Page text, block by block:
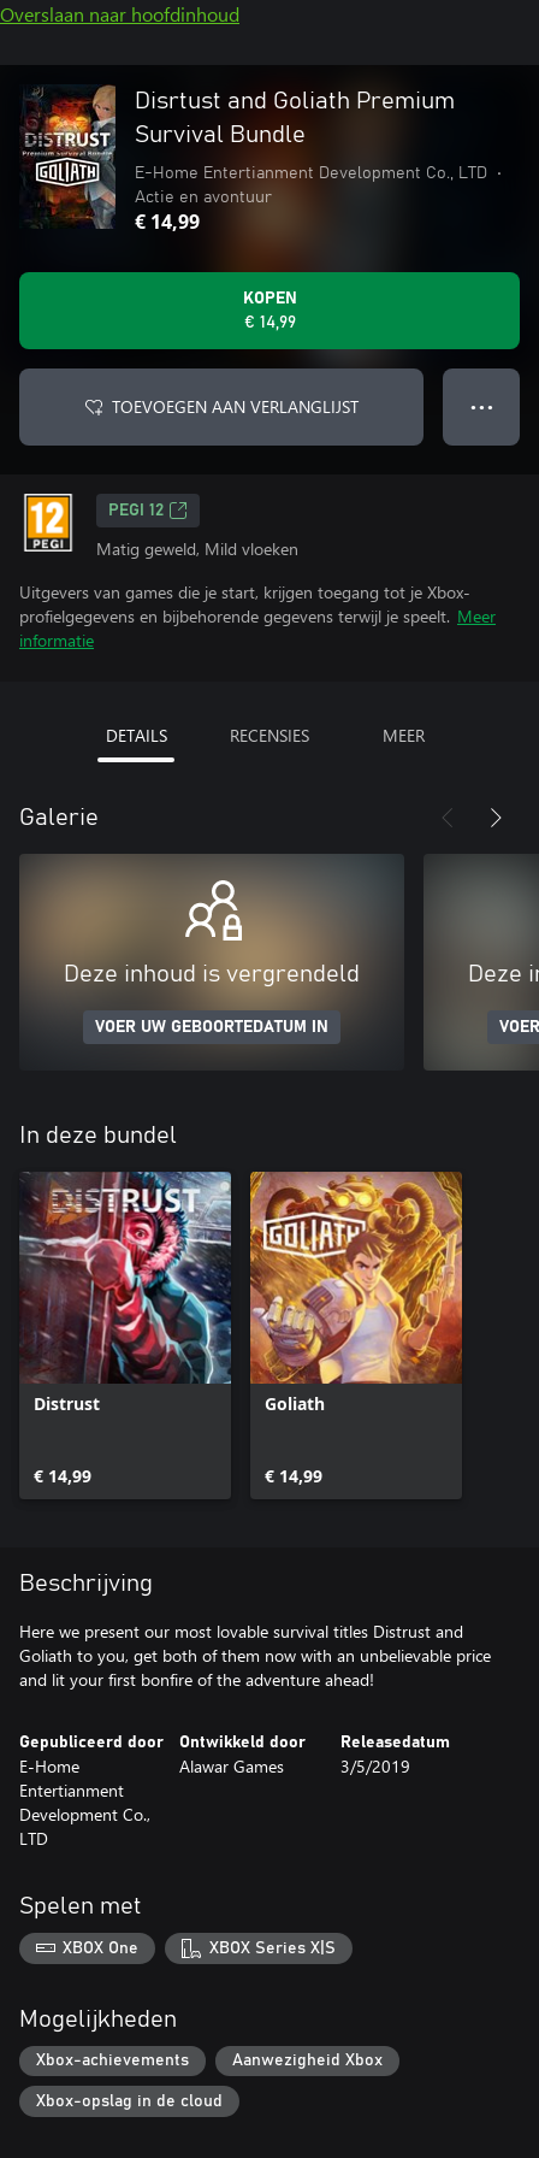
Overslaan naar hoofdinhoud
Disrtust and Goliath Premium
Survival Bundle
E-Home Entertianment Development Co., LTD
•
Actie en avontuur
€ 14,99
KOPEN
€ 14,99
TOEVOEGEN AAN VERLANGLIJST ● ● ●
PEGI 12
Matig geweld, Mild vloeken
Uitgevers van games die je start, krijgen toegang tot je Xbox-
profielgegevens en bijbehorende gegevens terwijl je speelt. Meer
informatie
DETAILS RECENSIES MEER
Galerie
Deze inhoud is vergrendeld
VOER UW GEBOORTEDATUM IN
Deze
In deze bundel
Distrust
€ 14,99
Goliath
€ 14,99
Beschrijving
Here we present our most lovable survival titles Distrust and
Goliath to you, get both of them now with an unbelievable price
and lit your first bonfire of the adventure ahead!
Gepubliceerd door
E-Home
Entertianment
Development Co.,
LTD
Ontwikkeld door
Alawar Games
Releasedatum
3/5/2019
Spelen met
XBOX One XBOX Series X|S
Mogelijkheden
Xbox-achievements Aanwezigheid Xbox
Xbox-opslag in de cloud